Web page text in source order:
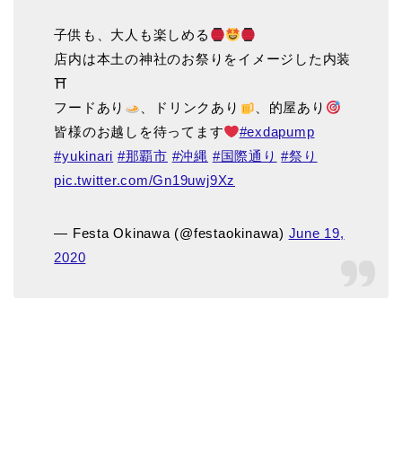
子供も、大人も楽しめる
店内は本土の神社のお祭りをイメージした内装
⛩
フードあり
、ドリンクあり
、的屋あり
皆様のお越しを待ってます
#exdapump
#yukinari #那覇市 #沖縄 #国際通り #祭り
pic.twitter.com/Gn19uwj9Xz
— Festa Okinawa (@festaokinawa) June 19,
2020